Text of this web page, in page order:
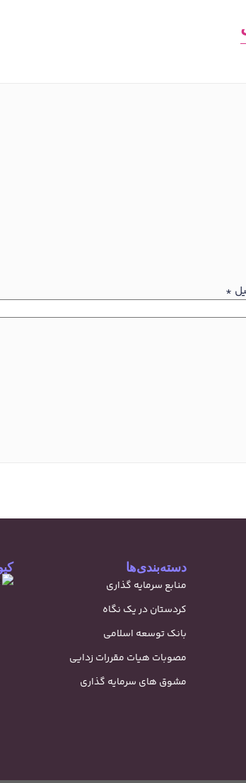
*
دسته‌بندی‌ها
منابع سرمایه گذاری
کردستان در یک نگاه
بانک توسعه اسلامی
مصوبات هیات مقررات زدایی
مشوق های سرمایه گذاری